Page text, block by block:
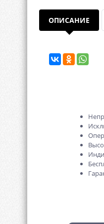
ОПИСАНИЕ